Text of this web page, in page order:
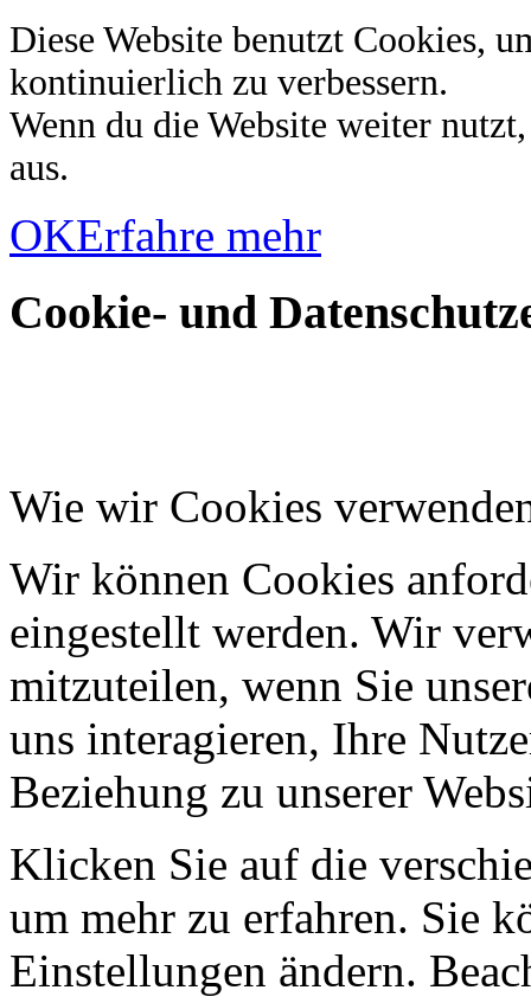
Diese Website benutzt Cookies,
kontinuierlich zu verbessern.
Wenn du die Website weiter
aus.
OKErfahre mehr
Cookie- und
Wie wir Cookies
Wir können Cookies
eingestellt werden. Wir
mitzuteilen, wenn Sie
uns interagieren, Ihre
Beziehung zu unserer
Klicken Sie auf die
um mehr zu erfahren. Sie
Einstellungen ändern.